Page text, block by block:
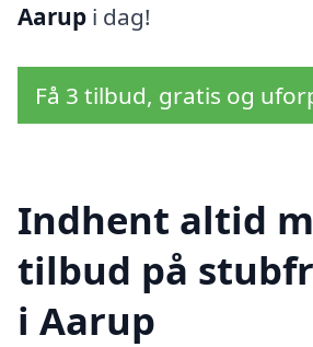
Aarup i dag!
Få 3 tilbud, gratis og
Indhent altid
tilbud på
i Aarup